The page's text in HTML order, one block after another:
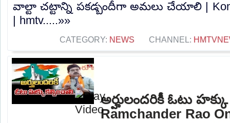
వాల్టా చట్టాన్ని పకడ్బందీగా అమలు చేయాలి |
| hmtv.....»»
CATEGORY: NEWS CHANNEL:
అర్హులందరికీ ఓటు
Ramchander Rao